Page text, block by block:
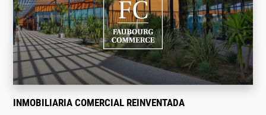
INMOBILIARIA COMERCIAL REINVENTADA